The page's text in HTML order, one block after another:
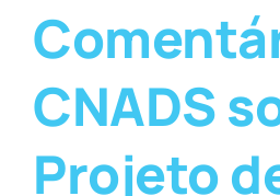
CNADS
Projeto